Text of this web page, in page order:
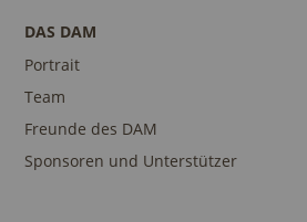
DAS DAM
Portrait
Team
Freunde des DAM
Sponsoren und Unterstützer